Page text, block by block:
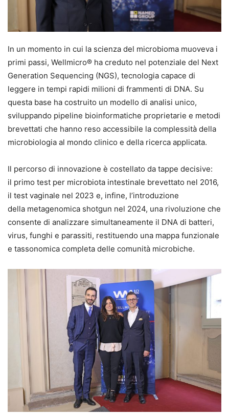
In un momento in cui la scienza del microbioma muoveva i
primi passi, Wellmicro® ha creduto nel potenziale del Next
Generation Sequencing (NGS), tecnologia capace di
leggere in tempi rapidi milioni di frammenti di DNA. Su
questa base ha costruito un modello di analisi unico,
sviluppando pipeline bioinformatiche proprietarie e metodi
brevettati che hanno reso accessibile la complessità della
microbiologia al mondo clinico e della ricerca applicata.
Il percorso di innovazione è costellato da tappe decisive:
il primo test per microbiota intestinale brevettato nel 2016,
il test vaginale nel 2023 e, infine, l’introduzione
della metagenomica shotgun nel 2024, una rivoluzione che
consente di analizzare simultaneamente il DNA di batteri,
virus, funghi e parassiti, restituendo una mappa funzionale
e tassonomica completa delle comunità microbiche.